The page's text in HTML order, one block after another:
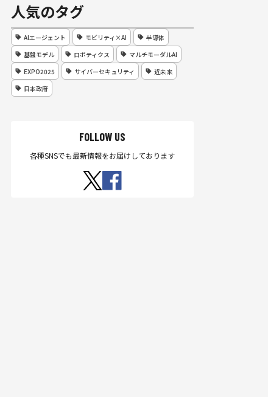
人気のタグ
AIエージェント モビリティ×AI
半導体
基盤モデル
ロボティクス
マルチモーダルAI
EXPO2025
サイバーセキュリティ
近未来
日本政府
FOLLOW US
各種SNSでも最新情報をお届けしております